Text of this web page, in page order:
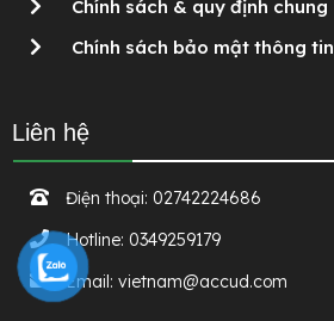
Chính sách & quy định chung
Chính sách bảo mật thông tin
Liên hệ
Điện thoại: 02742224686
Hotline: 0349259179
Email: vietnam@accud.com